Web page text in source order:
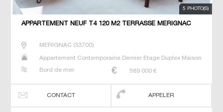
5 PHOTO(S)
APPARTEMENT NEUF T4 120 M2 TERRASSE MERIGNAC
MERIGNAC(33700)
Appartement Contemporaine Dernier Etage Duplex Maison
Bord de mer
589 000 €
CONTACT APPELER